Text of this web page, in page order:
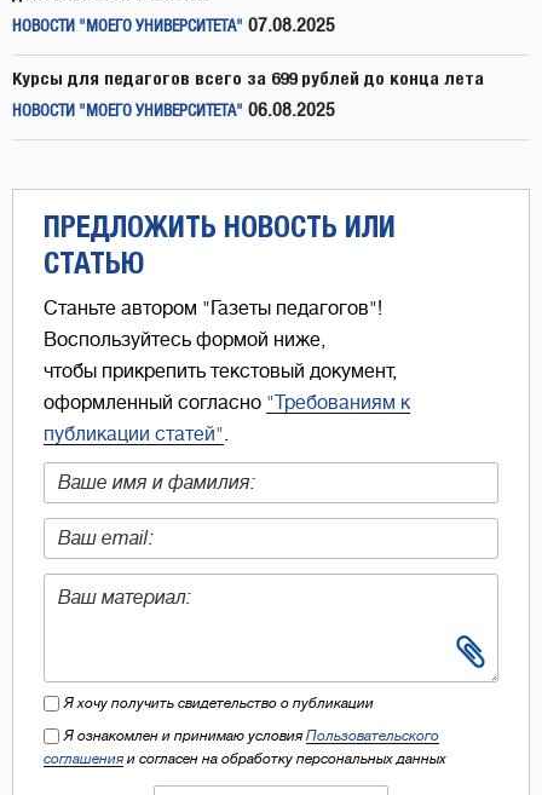
НОВОСТИ "МОЕГО УНИВЕРСИТЕТА" 07.08.2025
Курсы для педагогов всего за 699 рублей до конца лета
НОВОСТИ "МОЕГО УНИВЕРСИТЕТА" 06.08.2025
ПРЕДЛОЖИТЬ НОВОСТЬ ИЛИ
СТАТЬЮ
Станьте автором "Газеты педагогов"!
Воспользуйтесь формой ниже,
чтобы прикрепить текстовый документ,
оформленный согласно "Требованиям к
публикации статей".
Я хочу получить свидетельство о публикации
Я ознакомлен и принимаю условия Пользовательского
соглашения и согласен на обработку персональных данных